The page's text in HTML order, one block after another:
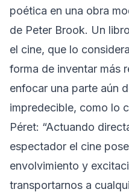
poética en una obra
de Peter Brook. Un
el cine, que lo
forma de inventar más
enfocar una parte aún
impredecible, como lo
Péret: “Actuando
espectador el cine
envolvimiento y
transportarnos a